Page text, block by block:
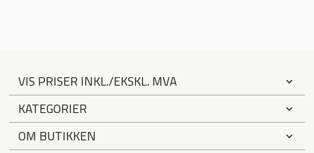
VIS PRISER INKL./EKSKL. MVA
KATEGORIER
OM BUTIKKEN